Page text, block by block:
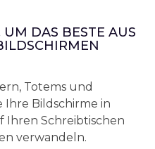
DAS BESTE AUS
Totems und
Ihre Bildschirme in
Ihren Schreibtischen
verwandeln.